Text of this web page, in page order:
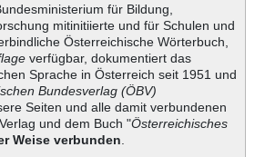
für Bildung,
mitinitiierte und für Schulen und
Österreichische Wörterbuch,
verfügbar, dokumentiert das
Sprache in Österreich seit 1951 und
Bundesverlag (ÖBV)
Seiten und alle damit verbundenen
und dem Buch "Österreichisches
Weise verbunden